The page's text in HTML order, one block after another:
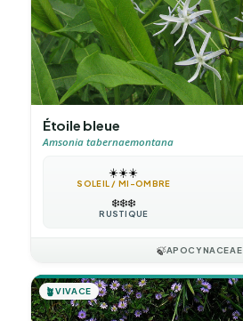
Étoile bleue
Amsonia tabernaemontana
☀️☀️☀️
SOLEIL / MI-OMBRE
❄️❄️❄️
RUSTIQUE
🍃APOCYNACEAE
🪴VIVACE